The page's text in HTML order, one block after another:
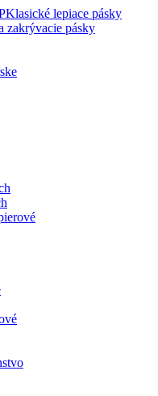
Klasické lepiace pásky
zakrývacie pásky